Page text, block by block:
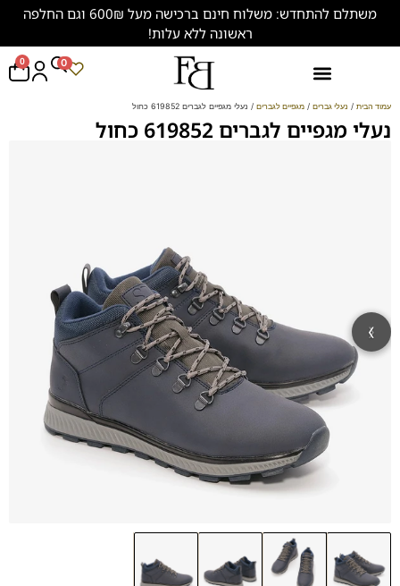
משתלם להתחדש: משלוח חינם ברכישה מעל 600₪ וגם החלפה
ראשונה ללא עלות!
0 0
עמוד הבית / נעלי גברים / מגפיים לגברים / נעלי מגפיים לגברים 619852 כחול
נעלי מגפיים לגברים 619852 כחול
‹
›